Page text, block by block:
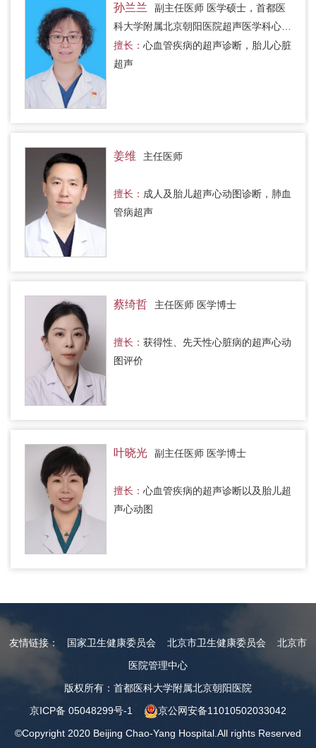
孙兰兰
副主任医师 医学硕士，首都医
科大学附属北京朝阳医院超声医学科心脏
超声组组长
擅长： 心血管疾病的超声诊断，胎儿心脏
超声
姜维 主任医师
擅长： 成人及胎儿超声心动图诊断，肺血
管病超声
蔡绮哲 主任医师 医学博士
擅长： 获得性、先天性心脏病的超声心动
图评价
叶晓光 副主任医师 医学博士
擅长： 心血管疾病的超声诊断以及胎儿超
声心动图
友情链接： 国家卫生健康委员会 北京市卫生健康委员会
北京市
医院管理中心
版权所有：首都医科大学附属北京朝阳医院
京ICP备 05048299号-1
京公网安备11010502033042
©Copyright 2020 Beijing Chao-Yang Hospital.All rights Reserved